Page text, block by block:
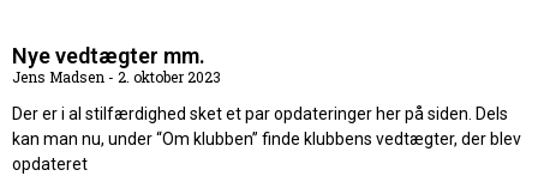
Nye vedtægter mm.
Jens Madsen
2. oktober 2023
Der er i al stilfærdighed sket et par opdateringer her på siden. Dels
kan man nu, under “Om klubben” finde klubbens vedtægter, der blev
opdateret